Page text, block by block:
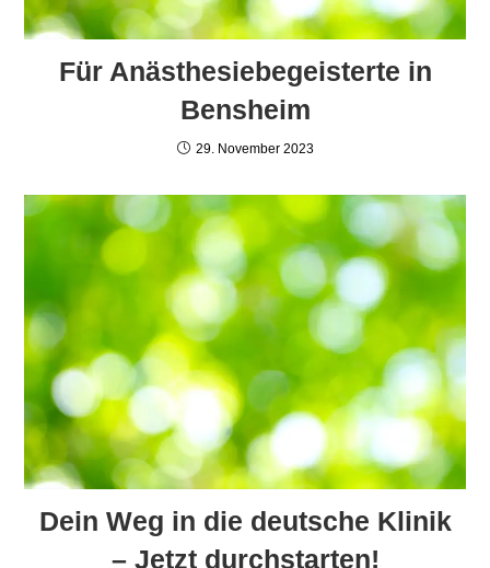
Für Anästhesiebegeisterte in
Bensheim
29. November 2023
Dein Weg in die deutsche Klinik
– Jetzt durchstarten!